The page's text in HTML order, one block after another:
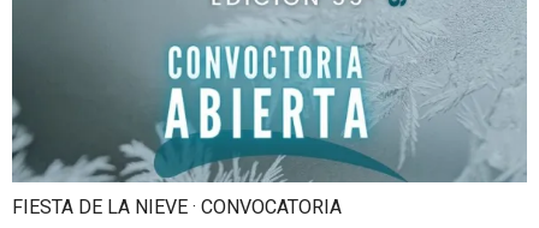
FIESTA DE LA NIEVE · CONVOCATORIA